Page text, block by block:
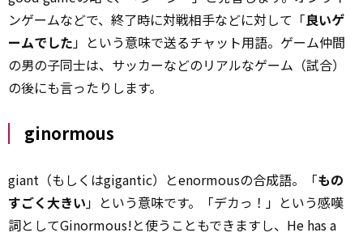
ンゲームなどで、終了時に対戦相手などに対して「良いゲ
ームでした」という意味で送るチャット用語。ゲーム仲間
の男の子同士は、サッカーなどのリアルなゲーム（試合）
の後にも言ったりします。
ginormous
giant（もしくはgigantic）とenormousの合成語。「もの
すごく大きい」という意味です。「デカっ！」という感嘆
詞としてGinormous!と使うこともできますし、He has a